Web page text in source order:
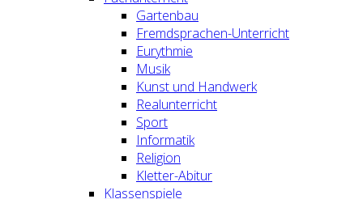
Gartenbau
Fremdsprachen-Unterricht
Eurythmie
Musik
Kunst und Handwerk
Realunterricht
Sport
Informatik
Religion
Kletter-Abitur
Klassenspiele